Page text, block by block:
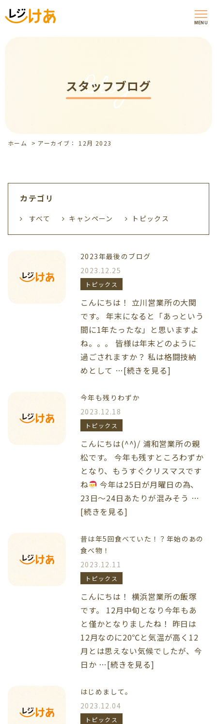
MENU
スタッフブログ
Blog
ホーム > アーカイブ： 12月 2023
カテゴリ
すべて キャンペーン トピックス
2023年最後のブログ
2023.12.25
トピックス
こんにちは！ 立川営業所の大関
です。 年末になると「あっという
間に1年たったな」と思いますよ
ね。。。 皆様は年末どのように
過ごされますか？ 私は格闘技納
めとして …[続きを見る]
今年も残りわずか
2023.12.18
トピックス
こんにちは(^^)/ 浦和営業所の親
松です。 今年も残すところわずか
となり、もうすぐクリスマスです
ね
今年は25日が月曜日の為、
23日～24日あたりが混みそう …
[続きを見る]
昔は年5回食べていた！？年始のあの
食べ物！
2023.12.11
トピックス
こんにちは！ 横浜営業所の飯塚
です。 12月中旬となり今年もあ
と僅かとなりましたね！ 昨日は
12月なのに20℃と気温が高く12
月とは思えない気候でしたが、今
日か …[続きを見る]
はじめまして。
2023.12.04
トピックス